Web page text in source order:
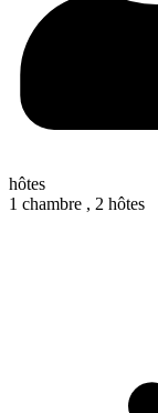
hôtes
1 chambre , 2 hôtes